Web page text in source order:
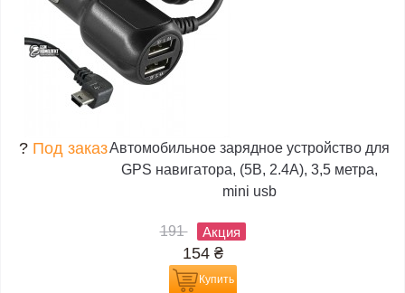
? Под заказАвтомобильное зарядное устройство для
GPS навигатора, (5В, 2.4А), 3,5 метра,
mini usb
191 Акция
154 ₴
Купить